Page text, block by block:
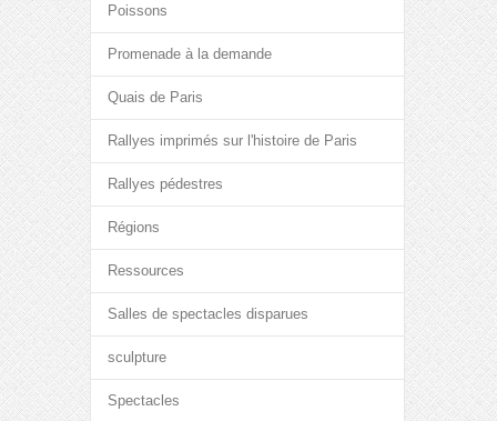
Poissons
Promenade à la demande
Quais de Paris
Rallyes imprimés sur l'histoire de Paris
Rallyes pédestres
Régions
Ressources
Salles de spectacles disparues
sculpture
Spectacles